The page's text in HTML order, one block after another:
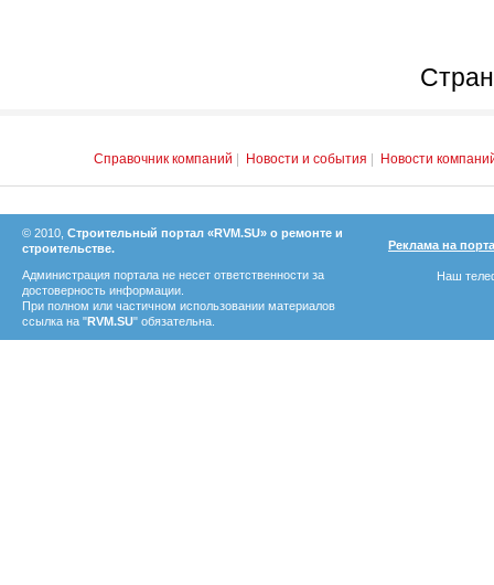
Справочник компаний Новости и события Новости
© 2010, Строительный портал «RVM.SU» о ремонте и
строительстве.
Администрация портала не несет ответственности за
достоверность информации.
При полном или частичном использовании материалов
ссылка на "RVM.SU" обязательна.
Реклама на
Наш